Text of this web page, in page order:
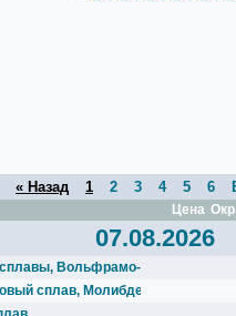
« Назад 1 2 3 4 5 6
Цена
07.08.2026
Вольфрамо-рениевые
сплав, Молибдено-рениевый